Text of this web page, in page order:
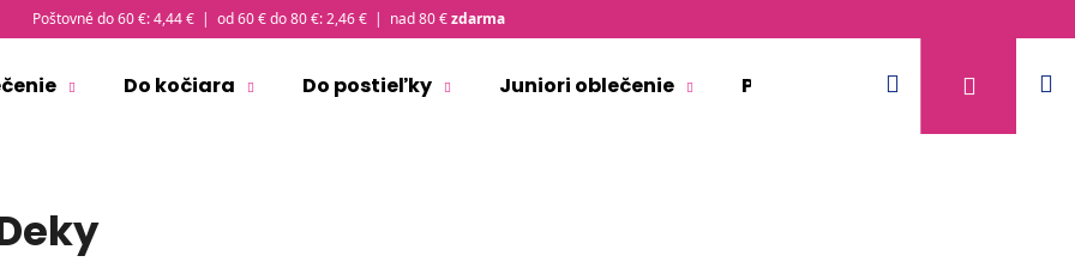
Poštovné do 60 €: 4,44 € | od 60 € do 80 €: 2,46 € | nad 80 €zdarma
Do kočiara Do postieľky Juniori oblečenie Pre dospelých Doplnkový
Hľadať